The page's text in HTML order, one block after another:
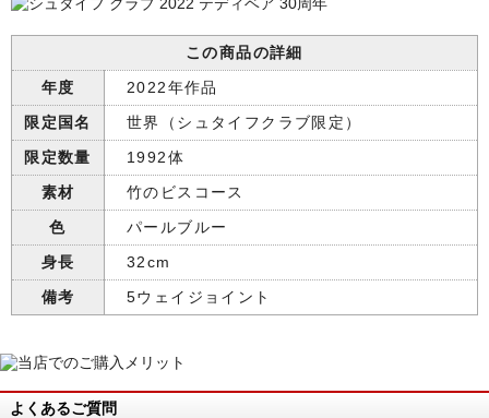
この商品の詳細
年度
2022年作品
限定国名
世界（シュタイフクラブ限定）
限定数量
1992体
素材
竹のビスコース
色
パールブルー
身長
32cm
備考
5ウェイジョイント
よくあるご質問